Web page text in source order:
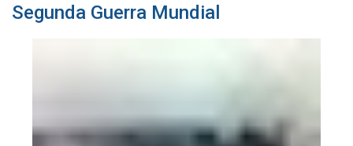
Segunda Guerra Mundial